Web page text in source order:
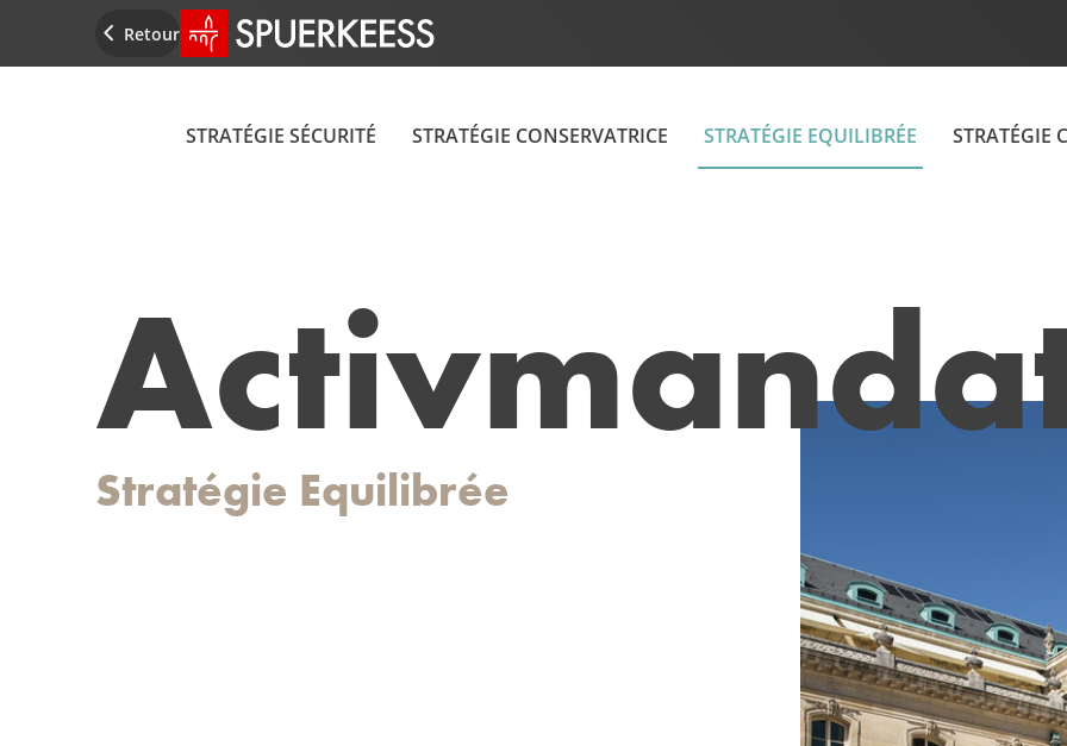
Retour Accueil SPUERKEESS
STRATÉGIE SÉCURITÉ STRATÉGIE CONSERVATRICE STRATÉGIE EQUILIBRÉE STRATÉGIE
Stratégie Equilibrée